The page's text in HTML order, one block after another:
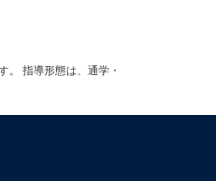
。 指導形態は、通学・